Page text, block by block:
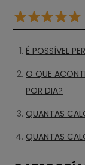
É POSSÍVEL
O QUE
POR DIA?
QUANTAS
QUANTAS